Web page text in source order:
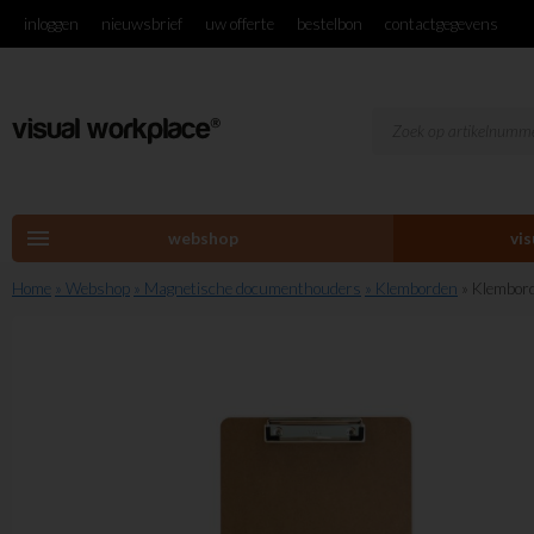
inloggen nieuwsbrief uw offerte bestelbon contactgegevens
menu webshop
Home » Webshop » Magnetische documenthouders » Klemborden »